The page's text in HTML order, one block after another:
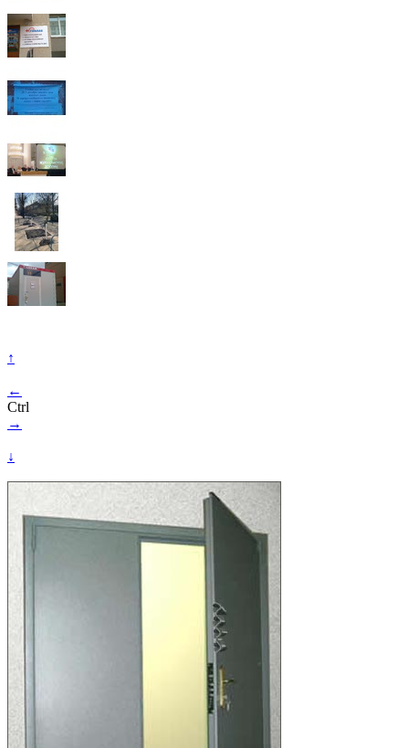
↑
←
Ctrl
→
↓